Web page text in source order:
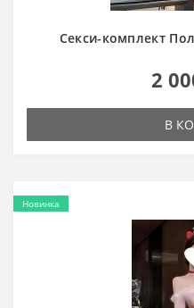
Секси-комплект
2
В
Новинка